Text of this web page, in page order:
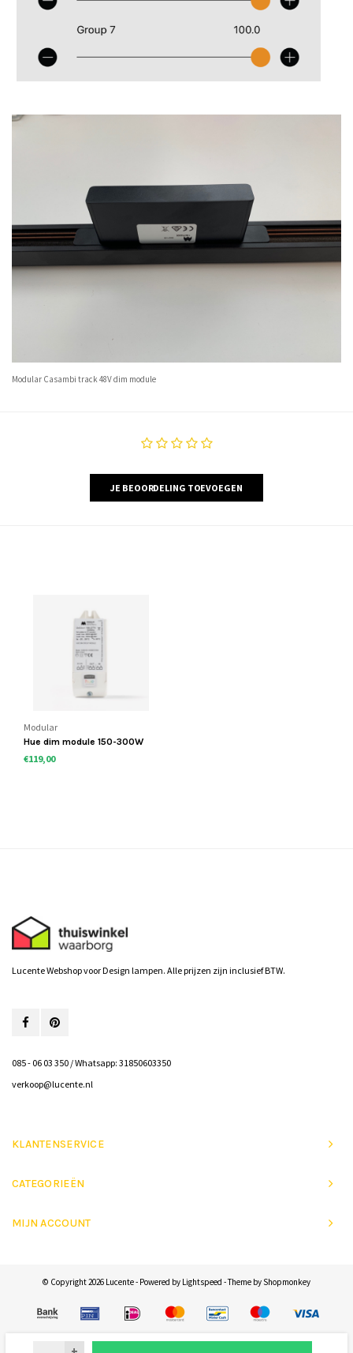
Modular Casambi track 48V dim module
JE BEOORDELING TOEVOEGEN
Modular
Hue dim module 150-300W
€119,00
Lucente Webshop voor Design lampen. Alle prijzen zijn inclusief BTW.
085 - 06 03 350 / Whatsapp: 31850603350
verkoop@lucente.nl
KLANTENSERVICE
CATEGORIEËN
MIJN ACCOUNT
© Copyright 2026 Lucente - Powered by Lightspeed - Theme by Shopmonkey